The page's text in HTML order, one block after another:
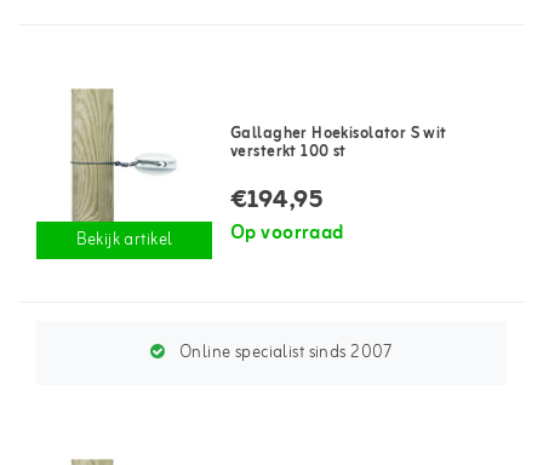
Bekijk artikel
Gallagher Hoekisolator S wit
versterkt 100 st
€194,95
Op voorraad
Online specialist sinds 2007